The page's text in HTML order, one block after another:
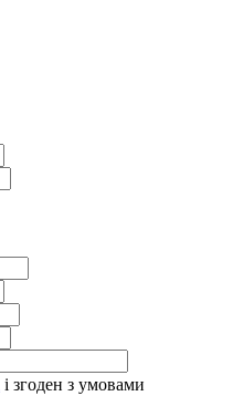
і згоден з умовами